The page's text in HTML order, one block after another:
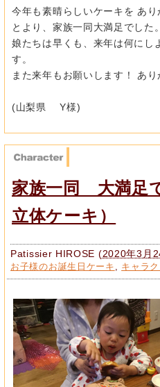
今年も素晴らしいケーキを あ
とより、家族一同大満足でした。
娘たちは早くも、来年は何にし
す。
また来年もお願いします！ あり
(山梨県 Y様)
家族一同 大満足
立体ケーキ）
Patissier HIROSE (2020年3月
お子様のお誕生日ケーキ キャラ